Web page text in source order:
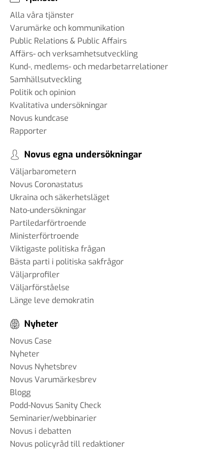
Alla våra tjänster
Varumärke och kommunikation
Public Relations & Public Affairs
Affärs- och verksamhetsutveckling
Kund-, medlems- och medarbetarrelationer
Samhällsutveckling
Politik och opinion
Kvalitativa undersökningar
Novus kundcase
Rapporter
Novus egna undersökningar
Väljarbarometern
Novus Coronastatus
Ukraina och säkerhetsläget
Nato-undersökningar
Partiledarförtroende
Ministerförtroende
Viktigaste politiska frågan
Bästa parti i politiska sakfrågor
Väljarprofiler
Väljarförståelse
Länge leve demokratin
Nyheter
Novus Case
Nyheter
Novus Nyhetsbrev
Novus Varumärkesbrev
Blogg
Podd-Novus Sanity Check
Seminarier/webbinarier
Novus i debatten
Novus policyråd till redaktioner